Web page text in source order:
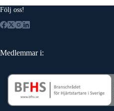
Följ oss!
Medlemmar i: